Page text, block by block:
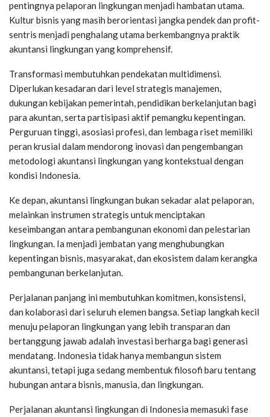
pentingnya pelaporan lingkungan menjadi hambatan utama.
Kultur bisnis yang masih berorientasi jangka pendek dan profit-
sentris menjadi penghalang utama berkembangnya praktik
akuntansi lingkungan yang komprehensif.
Transformasi membutuhkan pendekatan multidimensi.
Diperlukan kesadaran dari level strategis manajemen,
dukungan kebijakan pemerintah, pendidikan berkelanjutan bagi
para akuntan, serta partisipasi aktif pemangku kepentingan.
Perguruan tinggi, asosiasi profesi, dan lembaga riset memiliki
peran krusial dalam mendorong inovasi dan pengembangan
metodologi akuntansi lingkungan yang kontekstual dengan
kondisi Indonesia.
Ke depan, akuntansi lingkungan bukan sekadar alat pelaporan,
melainkan instrumen strategis untuk menciptakan
keseimbangan antara pembangunan ekonomi dan pelestarian
lingkungan. Ia menjadi jembatan yang menghubungkan
kepentingan bisnis, masyarakat, dan ekosistem dalam kerangka
pembangunan berkelanjutan.
Perjalanan panjang ini membutuhkan komitmen, konsistensi,
dan kolaborasi dari seluruh elemen bangsa. Setiap langkah kecil
menuju pelaporan lingkungan yang lebih transparan dan
bertanggung jawab adalah investasi berharga bagi generasi
mendatang. Indonesia tidak hanya membangun sistem
akuntansi, tetapi juga sedang membentuk filosofi baru tentang
hubungan antara bisnis, manusia, dan lingkungan.
Perjalanan akuntansi lingkungan di Indonesia memasuki fase